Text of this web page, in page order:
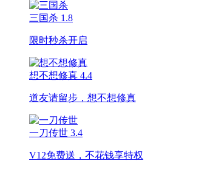
三国杀 1.8
限时秒杀开启
想不想修真 4.4
道友请留步，想不想修真
一刀传世 3.4
V12免费送，不花钱享特权